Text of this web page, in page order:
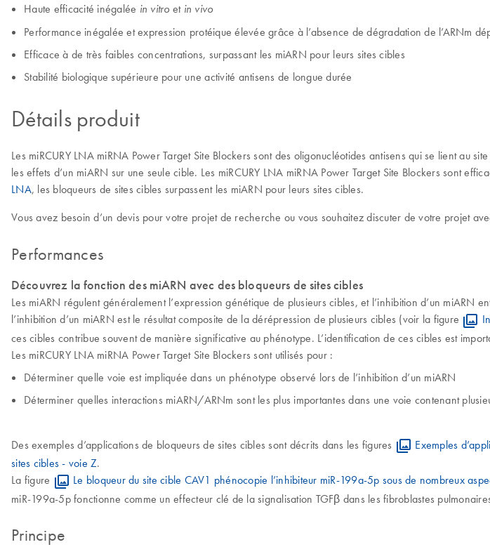
Haute efficacité inégalée in vitro et in vivo
Performance inégalée et expression protéique élevée grâce à l’absence de dégradation de l’ARNm
Efficace à de très faibles concentrations, surpassant les miARN pour leurs sites cibles
Stabilité biologique supérieure pour une activité antisens de longue durée
Détails produit
Les miRCURY LNA miRNA Power Target Site Blockers sont des oligonucléotides antisens qui se lient au
les effets d’un miARN sur une seule cible. Les miRCURY LNA miRNA Power Target Site Blockers sont
LNA, les bloqueurs de sites cibles surpassent les miARN pour leurs sites cibles.
Vous avez besoin d’un devis pour votre projet de recherche ou vous souhaitez discuter de votre projet
Performances
Découvrez la fonction des miARN avec des bloqueurs de sites cibles
Les miARN régulent généralement l’expression génétique de plusieurs cibles, et l’inhibition d’un
l’inhibition d’un miARN est le résultat composite de la dérépression de plusieurs cibles (voir la figure
ces cibles contribue souvent de manière significative au phénotype. L’identification de ces cibles est
Les miRCURY LNA miRNA Power Target Site Blockers sont utilisés pour :
Déterminer quelle voie est impliquée dans un phénotype observé lors de l’inhibition d’un miARN
Déterminer quelles interactions miARN/ARNm sont les plus importantes dans une voie contenant
Des exemples d’applications de bloqueurs de sites cibles sont décrits dans les figures Exemples
sites cibles - voie Z.
La figure
Le bloqueur du site cible CAV1 phénocopie l’inhibiteur miR-199a-5p sous de nombreux
miR-199a-5p fonctionne comme un effecteur clé de la signalisation TGFβ dans les fibroblastes
Principe